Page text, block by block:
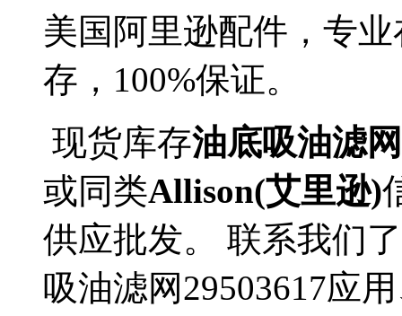
美国阿里逊配件，专
存，100%保证。
现货库存油底吸油滤
或同类Allison(艾里逊)
供应批发。 联系我们
吸油滤网29503617应